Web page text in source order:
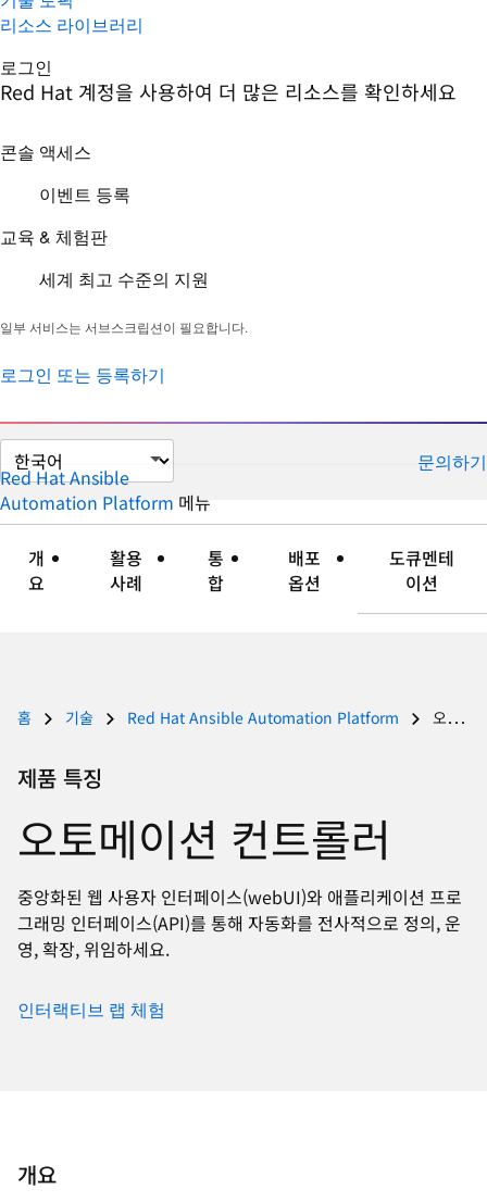
리소스 라이브러리
로그인
Red Hat 계정을 사용하여 더 많은 리소스를 확인하세요
콘솔 액세스
이벤트 등록
교육 & 체험판
세계 최고 수준의 지원
일부 서비스는 서브스크립션이 필요합니다.
로그인 또는 등록하기
페
이
지
언
문의하기
Red Hat Ansible
Automation Platform 메뉴
세
히
보
기
개
요
활용
사례
통
합
배포
옵션
도큐멘테
이션
홈 기술 Red Hat Ansible Automation Platform 오토메이션 컨트롤러
제품 특징
오토메이션 컨트롤러
중앙화된 웹 사용자 인터페이스(webUI)와 애플리케이션 프로
그래밍 인터페이스(API)를 통해 자동화를 전사적으로 정의, 운
영, 확장, 위임하세요.
인터랙티브 랩 체험
개요